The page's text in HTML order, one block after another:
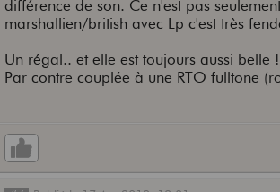
différence de son. Ce n'est pas
marshallien/british avec Lp c'est très
Un régal.. et elle est toujours aussi belle !
Par contre couplée à une RTO fulltone